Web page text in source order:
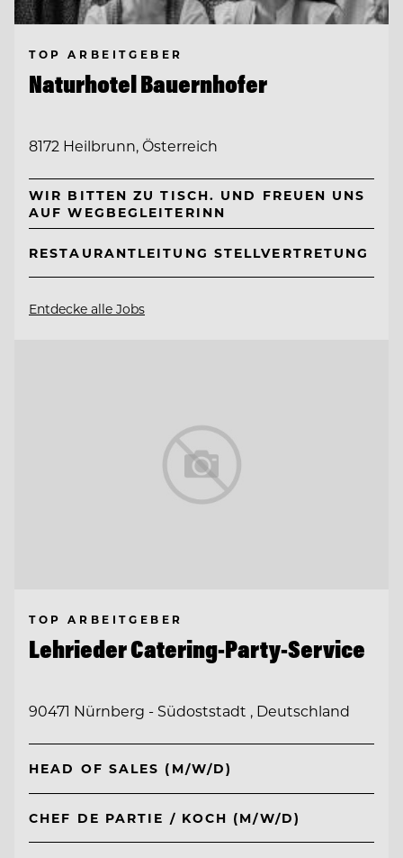
TOP ARBEITGEBER
Naturhotel Bauernhofer
8172 Heilbrunn, Österreich
WIR BITTEN ZU TISCH. UND FREUEN UNS
AUF WEGBEGLEITERINN
RESTAURANTLEITUNG STELLVERTRETUNG
Entdecke alle Jobs
TOP ARBEITGEBER
Lehrieder Catering-Party-Service
90471 Nürnberg - Südoststadt , Deutschland
HEAD OF SALES (M/W/D)
CHEF DE PARTIE / KOCH (M/W/D)